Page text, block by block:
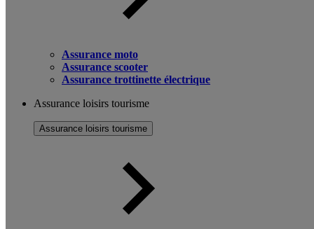
Assurance moto
Assurance scooter
Assurance trottinette électrique
Assurance loisirs tourisme
Assurance loisirs tourisme